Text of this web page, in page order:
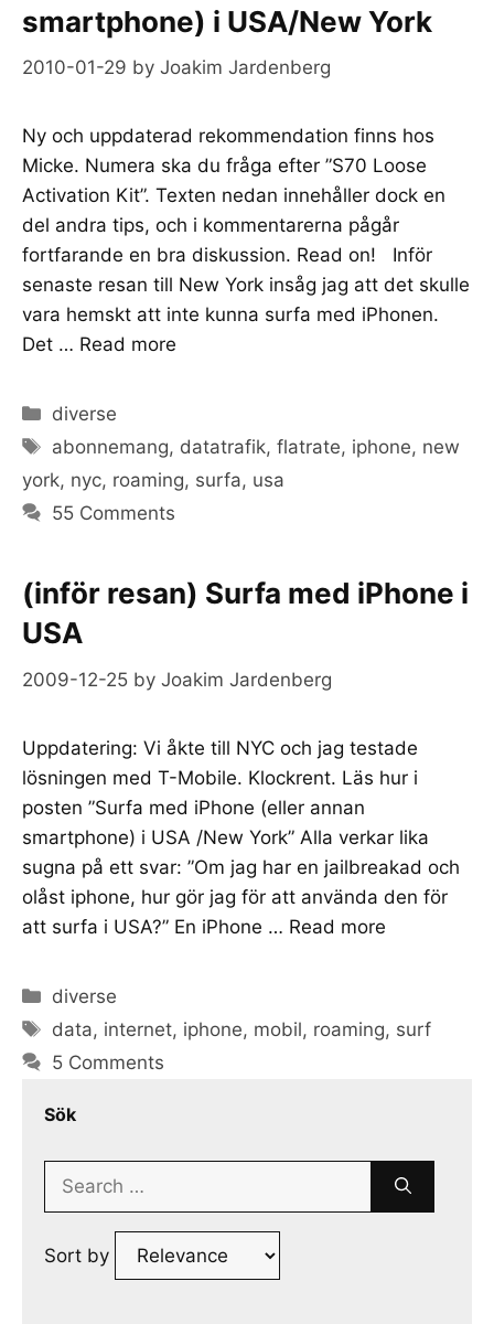
smartphone) i USA/New York
2010-01-29 by Joakim Jardenberg
Ny och uppdaterad rekommendation finns hos
Micke. Numera ska du fråga efter ”S70 Loose
Activation Kit”. Texten nedan innehåller dock en
del andra tips, och i kommentarerna pågår
fortfarande en bra diskussion. Read on! Inför
senaste resan till New York insåg jag att det skulle
vara hemskt att inte kunna surfa med iPhonen.
Det … Read more
Categories
diverse
Tags
abonnemang, datatrafik,flatrate, iphone, new
york, nyc, roaming, surfa, usa
55 Comments
(inför resan) Surfa med iPhone i
USA
2009-12-25 by Joakim Jardenberg
Uppdatering: Vi åkte till NYC och jag testade
lösningen med T-Mobile. Klockrent. Läs hur i
posten ”Surfa med iPhone (eller annan
smartphone) i USA /New York” Alla verkar lika
sugna på ett svar: ”Om jag har en jailbreakad och
olåst iphone, hur gör jag för att använda den för
att surfa i USA?” En iPhone … Read more
Categories
diverse
Tags
data, internet, iphone, mobil, roaming, surf
5 Comments
Sök
Search
Sort by